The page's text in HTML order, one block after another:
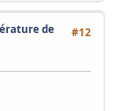
#12
de